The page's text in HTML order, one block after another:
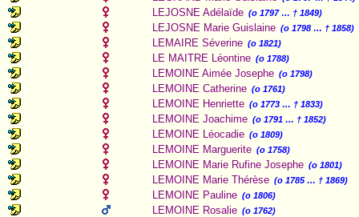
LEJOSNE Adélaïde (o 1797 … † 1849)
LEJOSNE Marie Guislaine (o 1798 … † 1858)
LEMAIRE Séverine (o 1821)
LE MAITRE Léontine (o 1788)
LEMOINE Aimée Josephe (o 1798)
LEMOINE Catherine (o 1761)
LEMOINE Henriette (o 1773 … † 1833)
LEMOINE Joachime (o 1791 … † 1852)
LEMOINE Léocadie (o 1809)
LEMOINE Marguerite (o 1758)
LEMOINE Marie Rufine Josephe (o 1801)
LEMOINE Marie Thérèse (o 1785 … † 1869)
LEMOINE Pauline (o 1806)
LEMOINE Rosalie (o 1762)